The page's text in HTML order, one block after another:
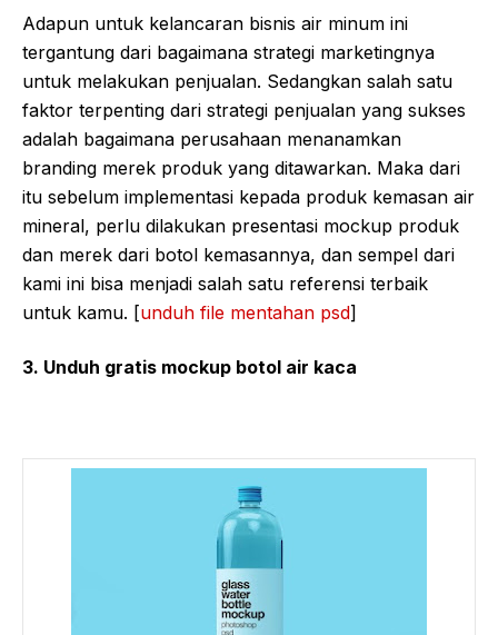
Adapun untuk kelancaran bisnis air minum ini
tergantung dari bagaimana strategi marketingnya
untuk melakukan penjualan. Sedangkan salah satu
faktor terpenting dari strategi penjualan yang sukses
adalah bagaimana perusahaan menanamkan
branding merek produk yang ditawarkan. Maka dari
itu sebelum implementasi kepada produk kemasan air
mineral, perlu dilakukan presentasi mockup produk
dan merek dari botol kemasannya, dan sempel dari
kami ini bisa menjadi salah satu referensi terbaik
untuk kamu. [unduh file mentahan psd]
3. Unduh gratis mockup botol air kaca